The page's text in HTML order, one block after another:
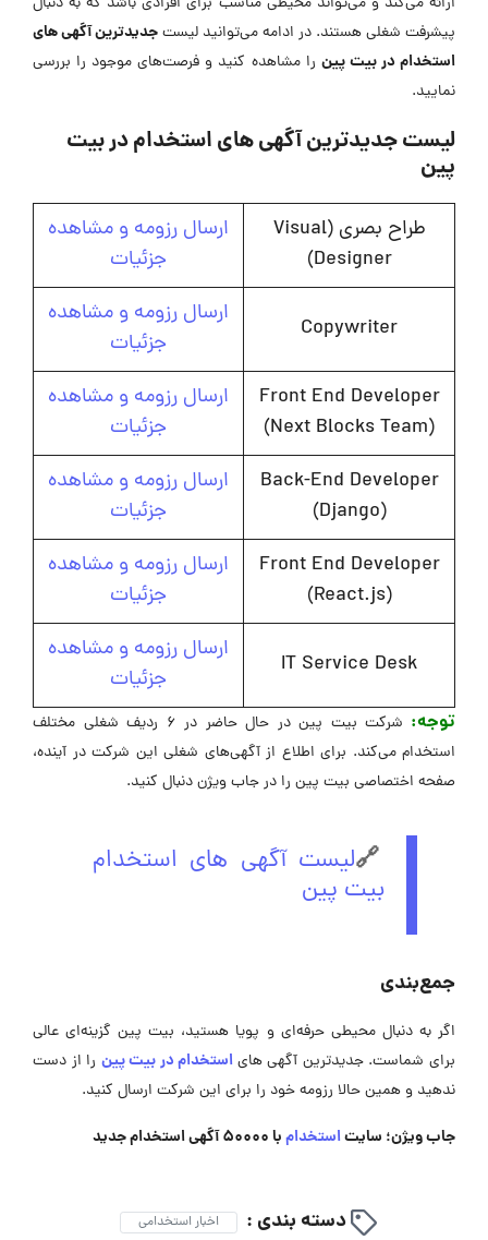
پیشرفت شغلی هستند. در ادامه می‌توانید لیستجدیدترین آگهی های
استخدام در بیت پین را مشاهده کنید و فرصت‌های موجود را بررسی
نمایید.
لیست جدیدترین آگهی های استخدام در بیت
پین
طراح بصری (Visual
Designer)
ارسال رزومه و مشاهده
جزئیات
Copywriter
ارسال رزومه و مشاهده
جزئیات
Front End Developer
(Next Blocks Team)
ارسال رزومه و مشاهده
جزئیات
Back-End Developer
(Django)
ارسال رزومه و مشاهده
جزئیات
Front End Developer
(React.js)
ارسال رزومه و مشاهده
جزئیات
IT Service Desk
ارسال رزومه و مشاهده
جزئیات
توجه:
شرکت بیت پین در حال حاضر در ۶ ردیف شغلی مختلف
استخدام می‌کند. برای اطلاع از آگهی‌های شغلی این شرکت در آینده،
صفحه اختصاصی بیت پین را در جاب ویژن دنبال کنید.
🔗لیست آگهی های استخدام
بیت پین
جمع‌بندی
اگر به دنبال محیطی حرفه‌ای و پویا هستید، بیت پین گزینه‌ای عالی
برای شماست. جدیدترین آگهی هایاستخدام در بیت پین را از دست
ندهید و همین حالا رزومه خود را برای این شرکت ارسال کنید.
جاب ویژن؛ سایتاستخدامبا 50000 آگهی استخدام جدید
دسته بندی : اخبار استخدامی